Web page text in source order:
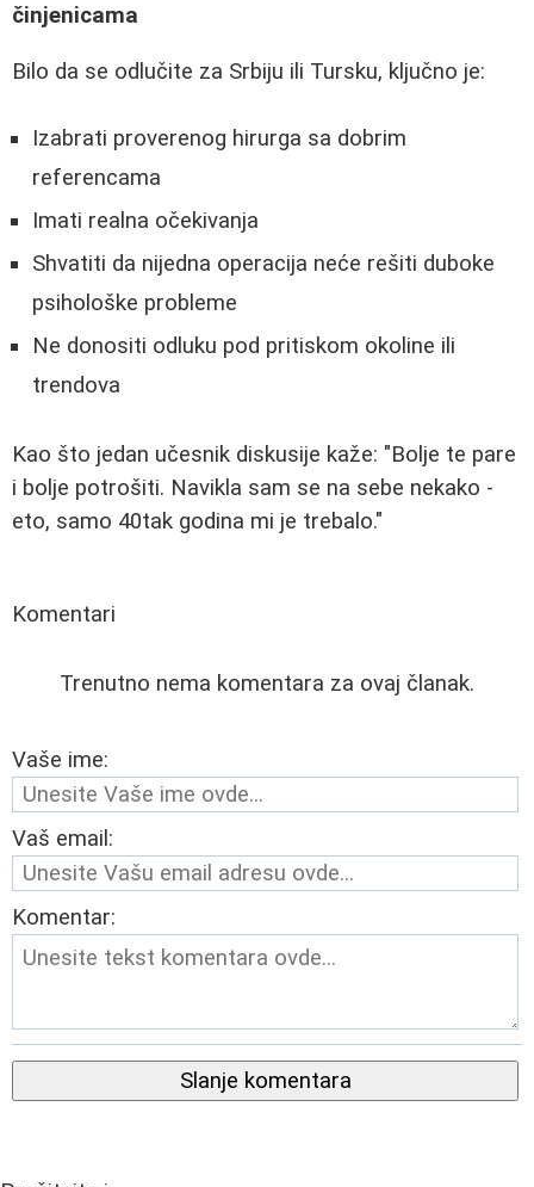
činjenicama
Bilo da se odlučite za Srbiju ili Tursku, ključno je:
Izabrati proverenog hirurga sa dobrim
referencama
Imati realna očekivanja
Shvatiti da nijedna operacija neće rešiti duboke
psihološke probleme
Ne donositi odluku pod pritiskom okoline ili
trendova
Kao što jedan učesnik diskusije kaže: "Bolje te pare
i bolje potrošiti. Navikla sam se na sebe nekako -
eto, samo 40tak godina mi je trebalo."
Komentari
Trenutno nema komentara za ovaj članak.
Vaše ime:
Vaš email:
Komentar:
Slanje komentara